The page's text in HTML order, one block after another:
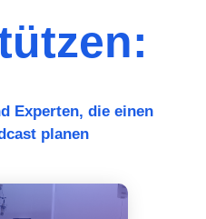
Experten, die einen
planen